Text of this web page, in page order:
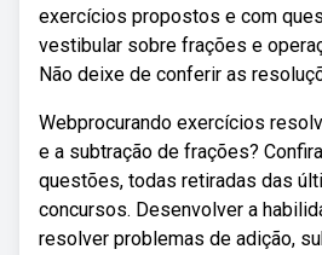
exercícios propostos e com
vestibular sobre frações e
Não deixe de conferir as
Webprocurando exercícios
e a subtração de frações?
questões, todas retiradas das
concursos. Desenvolver a
resolver problemas de adição,